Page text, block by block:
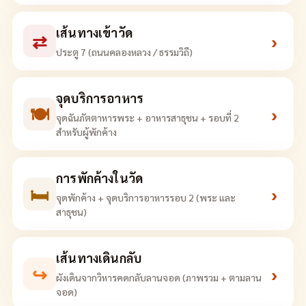
⇄ เส้นทางเข้าวัด
ประตู 7 (ถนนคลองหลวง / ธรรมวิถี) ›
🍽
จุดบริการอาหาร
จุดฉันภัตตาหารพระ + อาหารสาธุชน + รอบที่ 2
สำหรับผู้พักค้าง
›
🛏
การพักค้างในวัด
จุดพักค้าง + จุดบริการอาหารรอบ 2 (พระ และ
สาธุชน)
›
↪
เส้นทางเดินกลับ
ผังเดินจากวิหารคดกลับลานจอด (ภาพรวม + ตามลาน
จอด)
›